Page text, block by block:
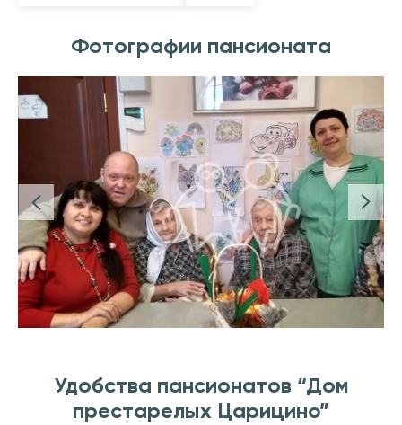
Фотографии пансионата
Удобства пансионатов “Дом
престарелых Царицино”